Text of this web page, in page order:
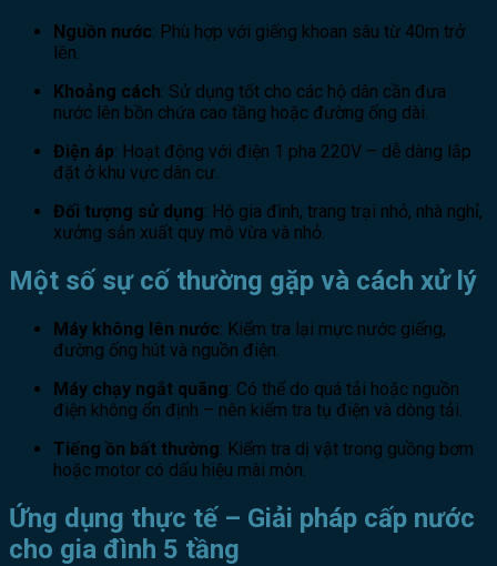
Nguồn nước: Phù hợp với giếng khoan sâu từ 40m trở
lên.
Khoảng cách: Sử dụng tốt cho các hộ dân cần đưa
nước lên bồn chứa cao tầng hoặc đường ống dài.
Điện áp: Hoạt động với điện 1 pha 220V – dễ dàng lắp
đặt ở khu vực dân cư.
Đối tượng sử dụng: Hộ gia đình, trang trại nhỏ, nhà nghỉ,
xưởng sản xuất quy mô vừa và nhỏ.
Một số sự cố thường gặp và cách xử lý
Máy không lên nước: Kiểm tra lại mực nước giếng,
đường ống hút và nguồn điện.
Máy chạy ngắt quãng: Có thể do quá tải hoặc nguồn
điện không ổn định – nên kiểm tra tụ điện và dòng tải.
Tiếng ồn bất thường: Kiểm tra dị vật trong guồng bơm
hoặc motor có dấu hiệu mài mòn.
Ứng dụng thực tế – Giải pháp cấp nước
cho gia đình 5 tầng